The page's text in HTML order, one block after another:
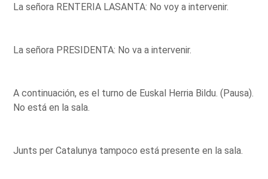
La señora RENTERIA LASANTA: No voy a intervenir.
La señora PRESIDENTA: No va a intervenir.
A continuación, es el turno de Euskal Herria Bildu. (Pausa).
No está en la sala.
Junts per Catalunya tampoco está presente en la sala.